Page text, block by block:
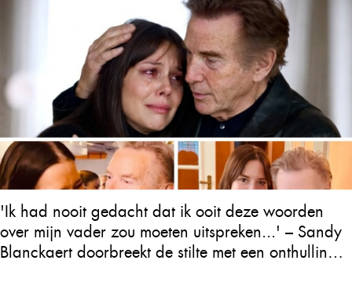
'Ik had nooit gedacht dat ik ooit deze woorden
over mijn vader zou moeten uitspreken...' – Sandy
Blanckaert doorbreekt de stilte met een onthulling